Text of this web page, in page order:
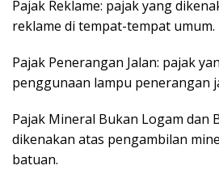
Pajak Reklame: pajak yang
reklame di tempat-tempat umum.
Pajak Penerangan Jalan: pajak
penggunaan lampu penerangan
Pajak Mineral Bukan Logam dan
dikenakan atas pengambilan
batuan.